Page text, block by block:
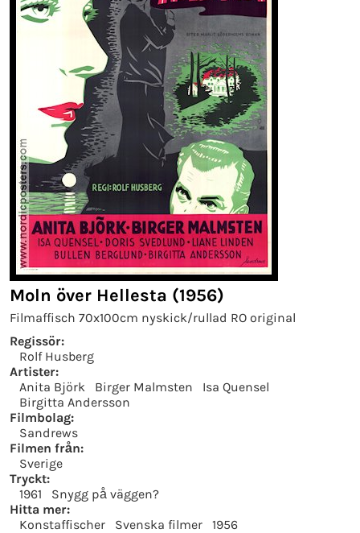
Moln över Hellesta (1956)
Filmaffisch 70x100cm nyskick/rullad RO original
Regissör:
Rolf Husberg
Artister:
Anita Björk
Birger Malmsten
Isa Quensel
Birgitta Andersson
Filmbolag:
Sandrews
Filmen från:
Sverige
Tryckt:
1961
Snygg på väggen?
Hitta mer:
Konstaffischer
Svenska filmer 1956